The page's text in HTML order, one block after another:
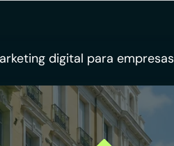
digital para empresas